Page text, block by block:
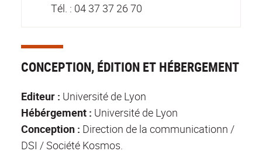
Tél. : 04 37 37 26 70
CONCEPTION, ÉDITION ET HÉBERGEMENT
Editeur : Université de Lyon
Hébérgement : Université de Lyon
Conception : Direction de la communicationn /
DSI / Société Kosmos.